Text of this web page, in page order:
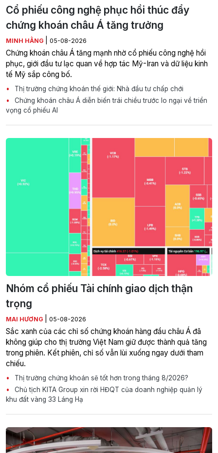
Cổ phiếu công nghệ phục hồi thúc đẩy
chứng khoán châu Á tăng trưởng
MINH HẰNG 05-08-2026
Chứng khoán châu Á tăng mạnh nhờ cổ phiếu công nghệ hồi
phục, giới đầu tư lạc quan về hợp tác Mỹ-Iran và dữ liệu kinh
tế Mỹ sắp công bố.
Thị trường chứng khoán thế giới: Nhà đầu tư chấp chới
Chứng khoán châu Á diễn biến trái chiều trước lo ngại về triển
vọng cổ phiếu AI
Nhóm cổ phiếu Tài chính giao dịch thận
trọng
MAI HƯƠNG 05-08-2026
Sắc xanh của các chỉ số chứng khoán hàng đầu châu Á đã
không giúp cho thị trường Việt Nam giữ được thành quả tăng
trong phiên. Kết phiên, chỉ số vẫn lùi xuống ngay dưới tham
chiếu.
Thị trường chứng khoán sẽ tốt hơn trong tháng 8/2026?
Chủ tịch KITA Group xin rời HĐQT của doanh nghiệp quản lý
khu đất vàng 33 Láng Hạ